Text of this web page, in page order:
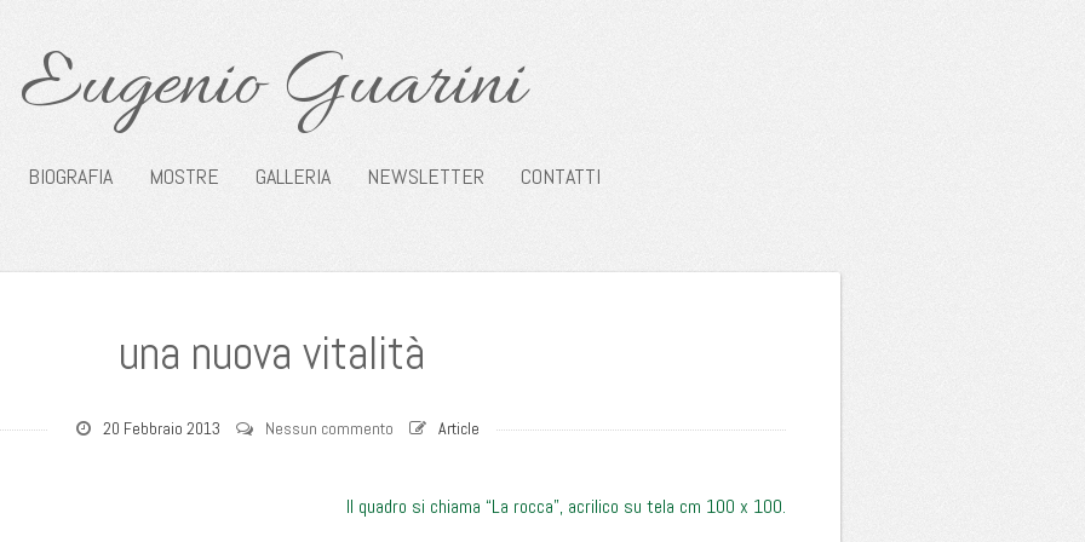
Eugenio Guarini
BIOGRAFIA MOSTRE GALLERIA NEWSLETTER CONTATTI
una nuova vitalità
20 Febbraio 2013 Nessun commento Article
Il quadro si chiama “La rocca”, acrilico su tela cm 100 x 100.